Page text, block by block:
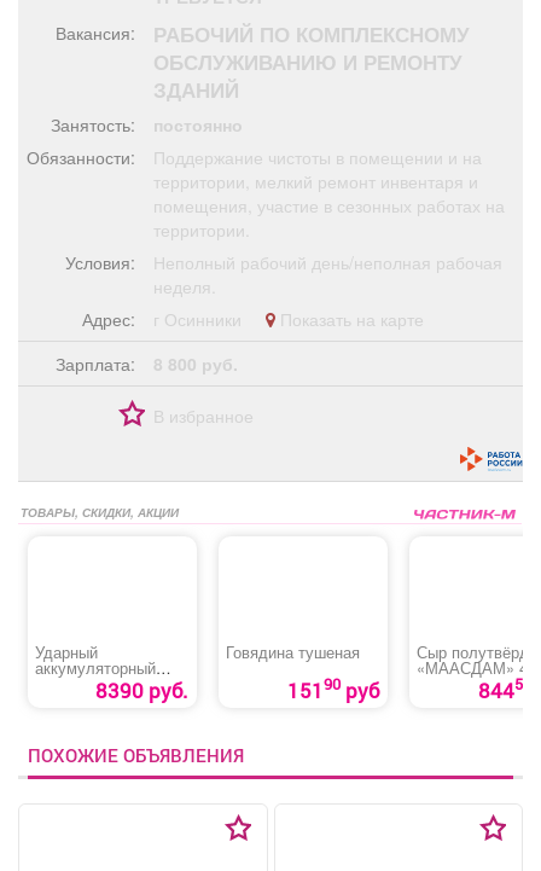
Товары
Я - пенсионер
Вакансия:
РАБОЧИЙ ПО КОМПЛЕКСНОМУ
ОБСЛУЖИВАНИЮ И РЕМОНТУ
ЗДАНИЙ
Занятость:
постоянно
Обязанности:
Поддержание чистоты в помещении и на
территории, мелкий ремонт инвентаря и
помещения, участие в сезонных работах на
территории.
Условия:
Неполный рабочий день/неполная рабочая
неделя.
Адрес:
г Осинники
Показать на карте
Зарплата:
8 800 руб.
В избранное
ТОВАРЫ, СКИДКИ, АКЦИИ
Ударный
аккумуляторный
гайковерт «MTX
CIWU-BL-20-600»
8390 руб.
Говядина тушеная
15190руб
Сыр
«МААСДАМ»
84450
ПОХОЖИЕ ОБЪЯВЛЕНИЯ